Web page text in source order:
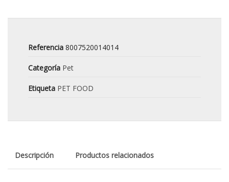
Referencia 8007520014014
Categoría Pet
Etiqueta PET FOOD
Descripción Productos relacionados